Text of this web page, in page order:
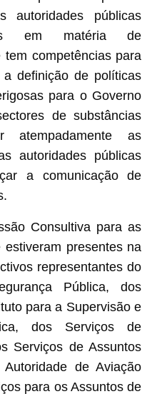
públicas
em matéria de
competências para
definição de políticas
para o Governo
de substâncias
atempadamente as
autoridades públicas
a comunicação de
Consultiva para as
estiveram presentes na
representantes do
Pública, dos
para a Supervisão e
dos Serviços de
Serviços de Assuntos
de Aviação
para os Assuntos de